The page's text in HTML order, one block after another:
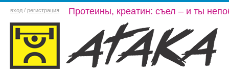
вход / регистрация Протеины, креатин: съел – и ты